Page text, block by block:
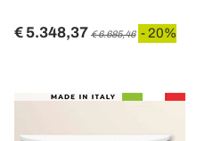
€ 5.348,37 € 6.685,46 - 20%